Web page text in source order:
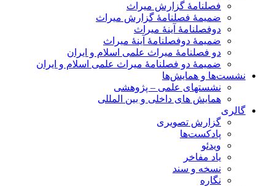
فصلنامۀ گزارش میراث
ضمیمۀ فصلنامۀ گزارش میراث
دوفصلنامۀ آینۀ میراث
ضمیمۀ دوفصلنامۀ آینۀ میراث
دو فصلنامۀ میراث علمی اسلام و ایران
ضمیمۀ دو فصلنامۀ میراث علمی اسلام و ایران
نشست‌ها و همایش‌ها
نشستهای علمی – پژوهشی
همایش های داخلی و بین المللی
گالری
گزارش تصویری
پادکست‌ها
ویدئو
یاد مفاخر
نسخه و سند
نگاره